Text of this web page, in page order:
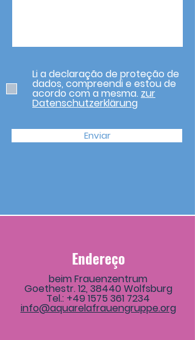
Li a declaração de proteção de
dados, compreendi e estou de
acordo com a mesma. zur
Datenschutzerklärung
Enviar
Endereço
beim Frauenzentrum
Goethestr. 12, 38440 Wolfsburg
Tel.: +49 1575 361 7234
info@aquarelafrauengruppe.org